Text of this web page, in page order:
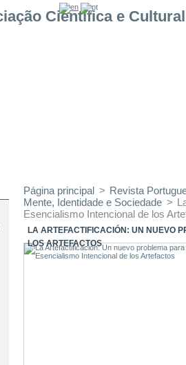
Página principal > Revista
Mente, Identidade e Sociedade >
Esencialismo Intencional de los
LA ARTEFACTIFICACIÓN: UN NUEVO
LOS ARTEFACTOS